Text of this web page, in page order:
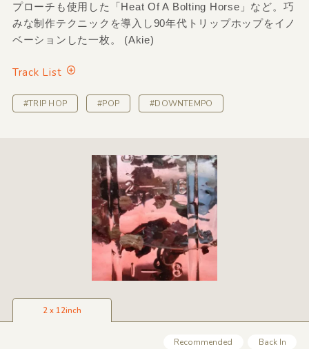
プローチも使用した「Heat Of A Bolting Horse」など。巧
みな制作テクニックを導入し90年代トリップホップをイノ
ベーションした一枚。 (Akie)
Track List
#TRIP HOP #POP #DOWNTEMPO
2 x 12inch
Recommended Back In